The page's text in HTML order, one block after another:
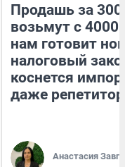
Продашь за
возьмут с
нам готовит
налоговый
коснется
даже
Анастасия